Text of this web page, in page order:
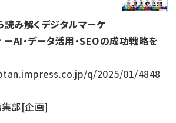
読み解くデジタルマーケ
ーAI・データ活用・SEOの成功戦略を
q/2025/01/4848
部[企画]